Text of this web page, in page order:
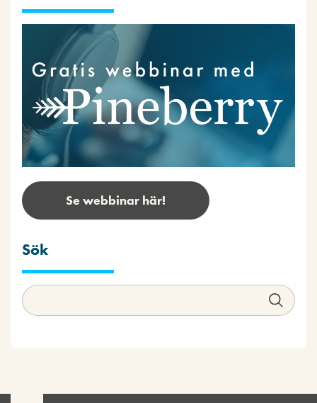
Se webbinar här!
Sök